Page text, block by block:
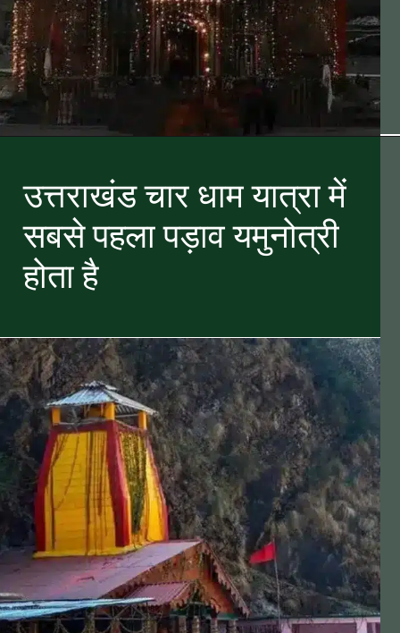
उत्तराखंड चार धाम यात्रा में
सबसे पहला पड़ाव यमुनोत्री
होता है